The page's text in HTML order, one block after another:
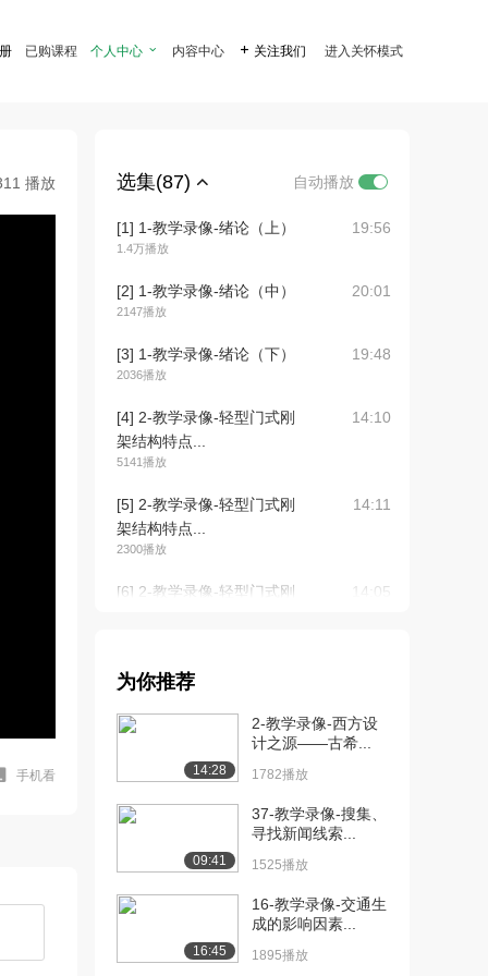
已购课程 个人中心  内容中心  关注我们 进入关怀模式
播放
手机看
选集(87) 自动播放
[1] 1-教学录像-绪论（上）
1.4万播放
19:56
[2] 1-教学录像-绪论（中）
2147播放
20:01
[3] 1-教学录像-绪论（下）
2036播放
19:48
[4] 2-教学录像-轻型门式刚
架结构特点...
5141播放
14:10
[5] 2-教学录像-轻型门式刚
架结构特点...
2300播放
14:11
[6] 2-教学录像-轻型门式刚
14:05
[7] 3-教学录像-压型钢板
2624播放
[8] 3-教学录像-压型钢板
2102播放
[9] 3-教学录像-压型钢板
（下）
1538播放
[10] 4-教学录像-檩条
（上）
为你推荐
14:28
2-教学录像-西方设
计之源——古希...
1782播放
09:41
37-教学录像-搜集、
寻找新闻线索...
1525播放
16:45
16-教学录像-交通生
成的影响因素...
1895播放